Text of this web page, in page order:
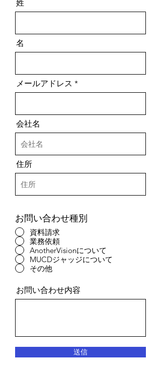
姓
名
メールアドレス
会社名
住所
お問い合わせ種別
資料請求
業務依頼
AnotherVisionについて
MUCDジャッジについて
その他
お問い合わせ内容
送信